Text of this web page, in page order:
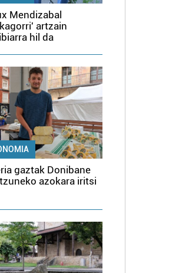
Mendizabal
artzain
hil da
gaztak Donibane
azokara iritsi